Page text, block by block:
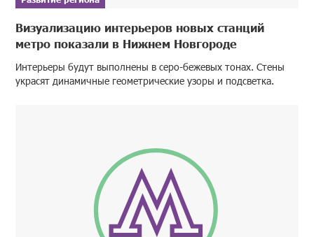
Визуализацию интерьеров новых станций
метро показали в Нижнем Новгороде
Интерьеры будут выполнены в серо-бежевых тонах. Стены
украсят динамичные геометрические узоры и подсветка.